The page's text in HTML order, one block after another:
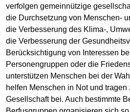
verfolgen gemeinnützige
die Durchsetzung von Menschen-
die Verbesserung des Klima-,
die Verbesserung der
Berücksichtigung von Interessen
Personengruppen oder die
unterstützen Menschen bei der
helfen Menschen in Not und
Gesellschaft bei. Auch bestimmte